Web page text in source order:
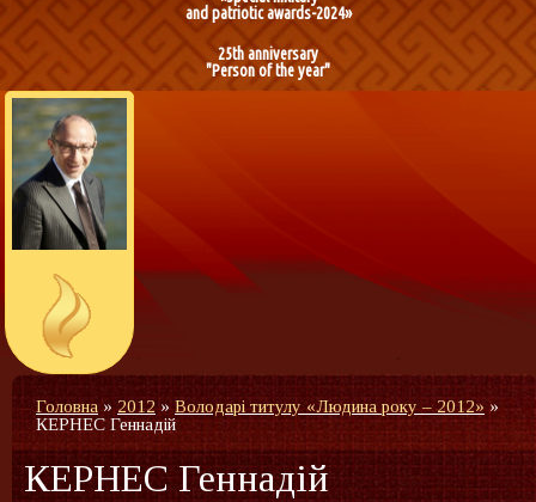
and patriotic awards-2024»
25th anniversary
"Person of the year"
Головна »2012»Володарі титулу «Людина року – 2012» »
КЕРНЕС Геннадій
КЕРНЕС Геннадій